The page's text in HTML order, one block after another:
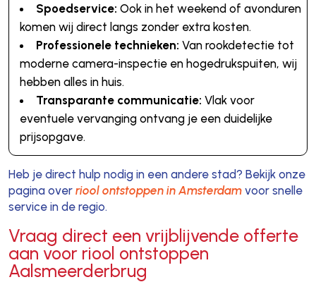
Spoedservice: Ook in het weekend of avonduren
komen wij direct langs zonder extra kosten.
Professionele technieken: Van rookdetectie tot
moderne camera-inspectie en hogedrukspuiten, wij
hebben alles in huis.
Transparante communicatie: Vlak voor
eventuele vervanging ontvang je een duidelijke
prijsopgave.
Heb je direct hulp nodig in een andere stad? Bekijk onze
pagina over riool ontstoppen in Amsterdamvoor snelle
service in de regio.
Vraag direct een vrijblijvende offerte
aan voor riool ontstoppen
Aalsmeerderbrug